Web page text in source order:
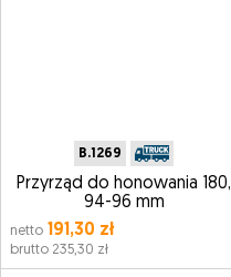
B.1269
Przyrząd do honowania 180,
94-96 mm
netto 191,30 zł
brutto 235,30 zł